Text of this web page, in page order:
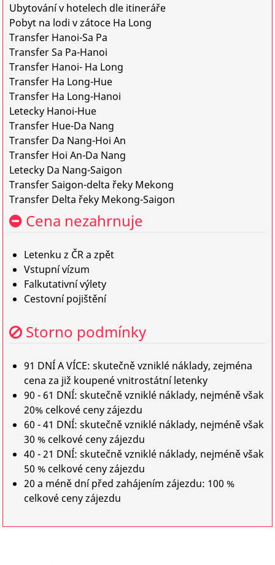
Ubytování v hotelech dle itineráře
Pobyt na lodi v zátoce Ha Long
Transfer Hanoi-Sa Pa
Transfer Sa Pa-Hanoi
Transfer Hanoi- Ha Long
Transfer Ha Long-Hue
Transfer Ha Long-Hanoi
Letecky Hanoi-Hue
Transfer Hue-Da Nang
Transfer Da Nang-Hoi An
Transfer Hoi An-Da Nang
Letecky Da Nang-Saigon
Transfer Saigon-delta řeky Mekong
Transfer Delta řeky Mekong-Saigon
Cena nezahrnuje
Letenku z ČR a zpět
Vstupní vízum
Falkutativní výlety
Cestovní pojištění
Storno podmínky
91 DNÍ A VÍCE: skutečně vzniklé náklady, zejména
cena za již koupené vnitrostátní letenky
90 - 61 DNÍ: skutečně vzniklé náklady, nejméně však
20% celkové ceny zájezdu
60 - 41 DNÍ: skutečně vzniklé náklady, nejméně však
30 % celkové ceny zájezdu
40 - 21 DNÍ: skutečně vzniklé náklady, nejméně však
50 % celkové ceny zájezdu
20 a méně dní před zahájením zájezdu: 100 %
celkové ceny zájezdu